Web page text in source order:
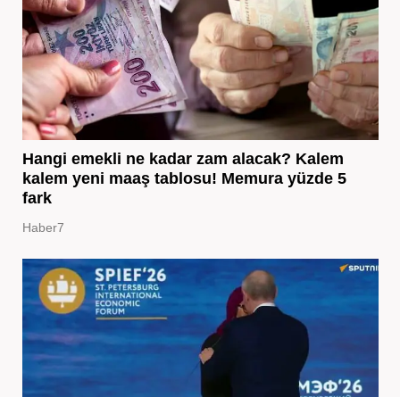
Hangi emekli ne kadar zam alacak? Kalem
kalem yeni maaş tablosu! Memura yüzde 5
fark
Haber7